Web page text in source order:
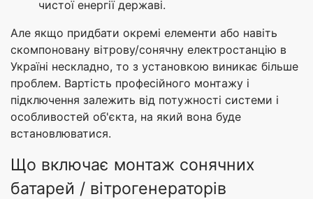
чистої енергії державі.
Але якщо придбати окремі елементи або навіть
скомпоновану вітрову/сонячну електростанцію в
Україні нескладно, то з установкою виникає більше
проблем. Вартість професійного монтажу і
підключення залежить від потужності системи і
особливостей об'єкта, на який вона буде
встановлюватися.
Що включає монтаж сонячних
батарей / вітрогенераторів